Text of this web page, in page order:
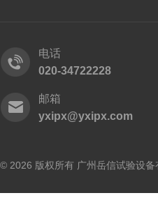
电话
020-34722228
邮箱
yxipx@yxipx.com
© 2026 版权所有 广州岳信试验设